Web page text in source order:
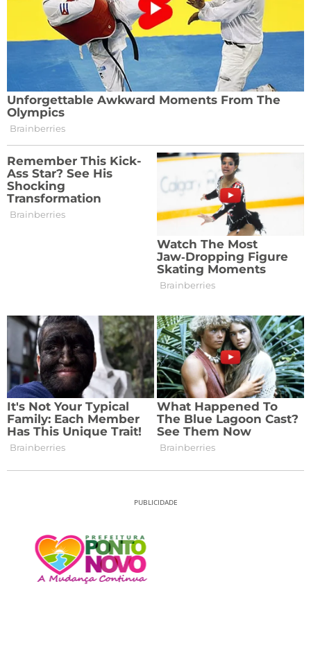
PUBLICIDADE